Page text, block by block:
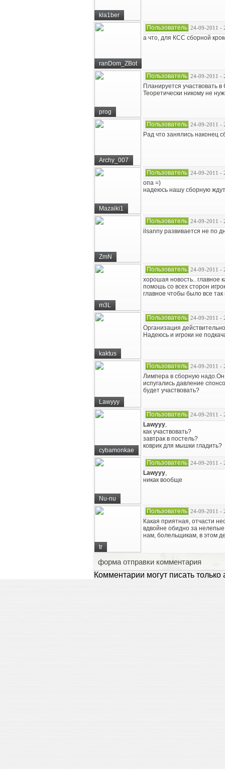
kla1ber
ranDom_ZBot
Пользователь 24-09-2011 -
а что, для КСС сборной
prog
Пользователь 24-09-2011 -
Планируется участвовать
Теоретически никому не
Archy_007
Пользователь 24-09-2011 -
Рад что занялись наконец
Mazaiki1
Пользователь 24-09-2011 -
опа =)
надеюсь нашу сборную
ZmN
Пользователь 24-09-2011 -
ilsanny развивается не по
m3L
Пользователь 24-09-2011 -
хорошая новость.. главное
помошь со всех сторон
главное чтобы было все так
kaktus
Пользователь 24-09-2011 -
Организация
Надеюсь и игроки не
Lawyyy
Пользователь 24-09-2011 -
Лимпера в сборную надо.Он
испугались давление
будет участвовать?
cybamonkae
Пользователь 24-09-2011 -
Lawyyy,
как участвовать?
завтрак в постель?
коврик для мышки гладить?
Nu-nu
Пользователь 24-09-2011 -
Lawyyy,
никак вообще
tr
Пользователь 24-09-2011 -
Какая приятная, отчасти
вдвойне обидно за
нам, болельщикам, в этом
форма отправки комментария
Комментарии могут писать